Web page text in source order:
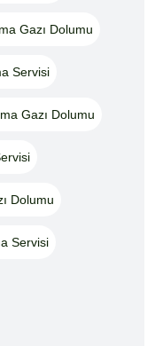
Gazı Dolumu
Servisi
Gazı Dolumu
Dolumu
Servisi